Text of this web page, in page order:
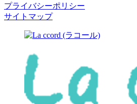
プライバシーポリシー
サイトマップ